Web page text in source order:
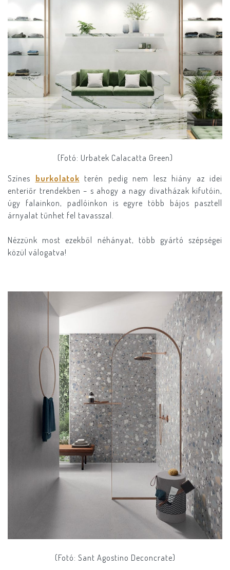
(Fotó: Urbatek Calacatta Green)
Színes burkolatok terén pedig nem lesz hiány az idei
enteriőr trendekben – s ahogy a nagy divatházak kifutóin,
úgy falainkon, padlóinkon is egyre több bájos pasztell
árnyalat tűnhet fel tavasszal.
Nézzünk most ezekből néhányat, több gyártó szépségei
közül válogatva!
(Fotó: Sant Agostino Deconcrate)